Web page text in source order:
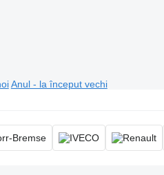
Anul - la început vechi